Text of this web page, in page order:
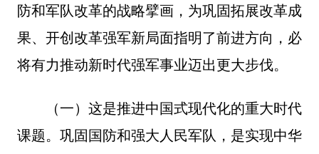
防和军队改革的战略擘画，为巩固拓展改革成
果、开创改革强军新局面指明了前进方向，必
将有力推动新时代强军事业迈出更大步伐。
（一）这是推进中国式现代化的重大时代
课题。巩固国防和强大人民军队，是实现中华